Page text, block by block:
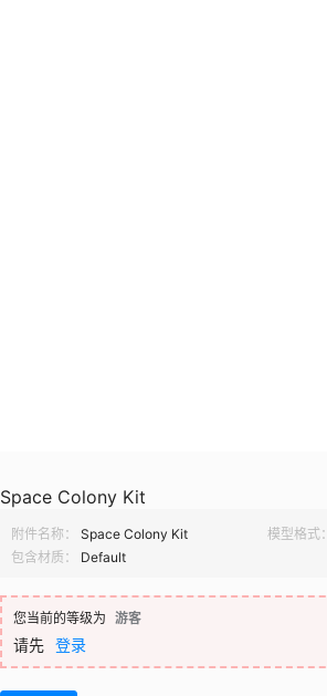
Space Colony Kit
附件名称： Space Colony Kit 模型格式：
包含材质：
Default
您当前的等级为 游客
请先 登录